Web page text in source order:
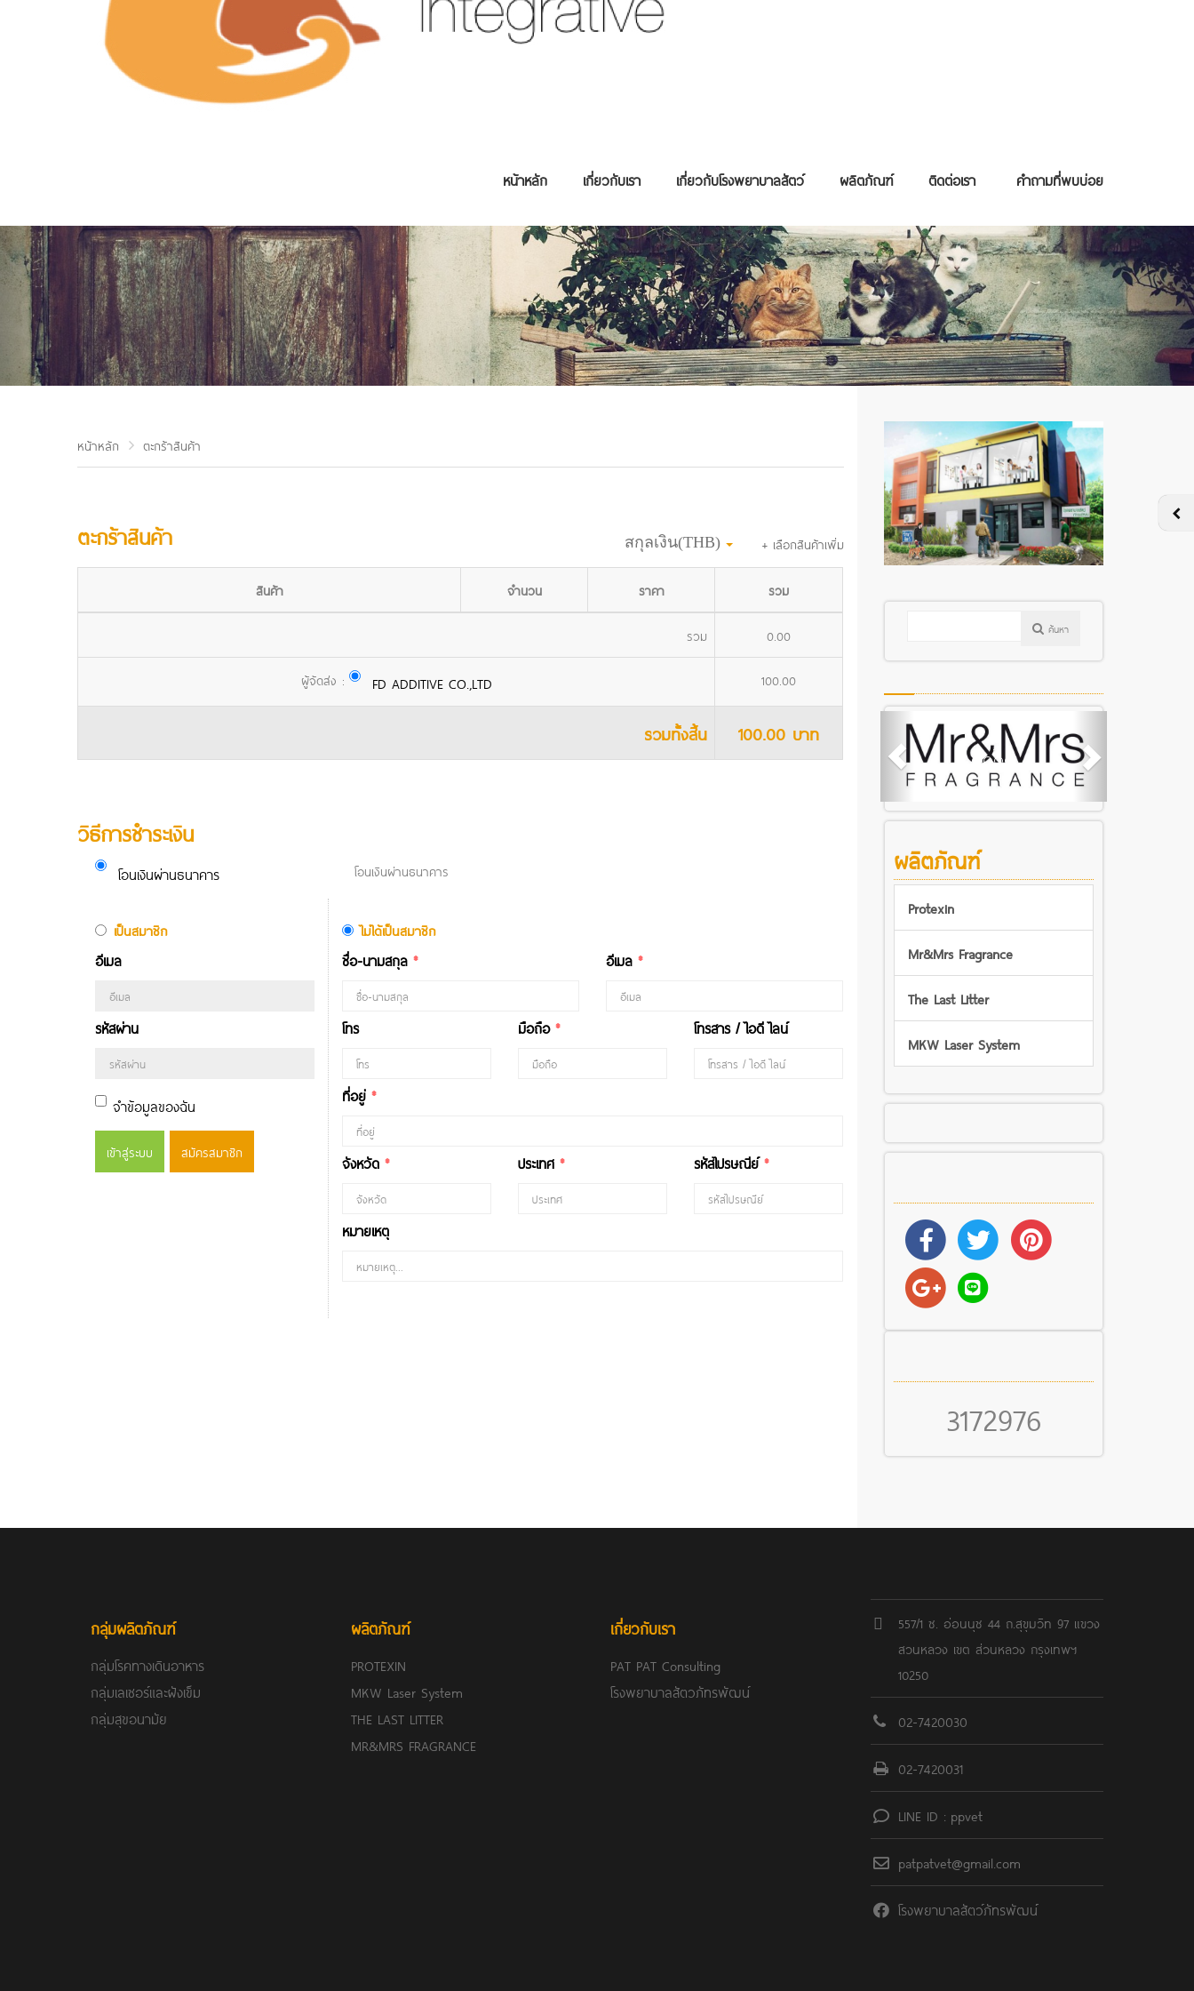
หน้าหลัก เกี่ยวกับเรา เกี่ยวกับโรงพยาบาลสัตว์ ผลิตภัณฑ์ ติดต่อเรา คำถามที่พบบ่อย
หน้าหลัก ตะกร้าสินค้า
ตะกร้าสินค้า + เลือกสินค้าเพิ่ม
สกุลเงิน(THB)
สินค้า จำนวน ราคา รวม
รวม 0.00
ผู้จัดส่ง : FD ADDITIVE CO.,LTD 100.00
รวมทั้งสิ้น 100.00 บาท
วิธีการชำระเงิน
โอนเงินผ่านธนาคาร โอนเงินผ่านธนาคาร
เป็นสมาชิก
อีเมล
รหัสผ่าน
จำข้อมูลของฉัน
เข้าสู่ระบบ สมัครสมาชิก
ไม่ได้เป็นสมาชิก
ชื่อ-นามสกุล* อีเมล*
โทร มือถือ* โทรสาร / ไอดี ไลน์
ที่อยู่*
จังหวัด* ประเทศ* รหัสไปรษณีย์*
หมายเหตุ
ค้นหา
.
ผลิตภัณฑ์
Protexin
Mr&Mrs Fragrance
The Last Litter
MKW Laser System
3172976
กลุ่มผลิตภัณฑ์
กลุ่มโรคทางเดินอาหาร
กลุ่มเลเซอร์และฝังเข็ม
กลุ่มสุขอนามัย
ผลิตภัณฑ์
PROTEXIN
MKW Laser System
THE LAST LITTER
MR&MRS FRAGRANCE
เกี่ยวกับเรา
PAT PAT Consulting
โรงพยาบาลสัตวภัทรพัฒน์
557/1 ซ. อ่อนนุช 44 ถ.สุขุมวิท 97 แขวง
สวนหลวง เขต ส่วนหลวง กรุงเทพฯ
10250
02-7420030
02-7420031
LINE ID : ppvet
patpatvet@gmail.com
โรงพยาบาลสัตว์ภัทรพัฒน์์